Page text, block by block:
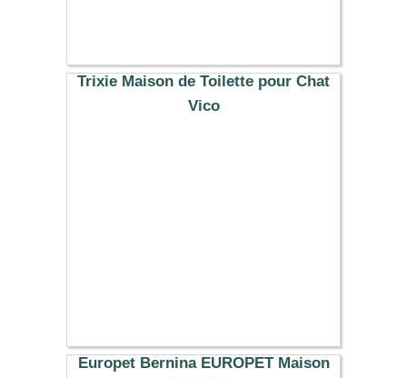
8.99 €
Trixie Maison de Toilette pour Chat
Vico
Europet Bernina EUROPET Maison